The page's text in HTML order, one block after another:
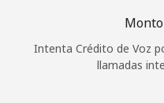
Intenta Crédito de Voz
llamadas